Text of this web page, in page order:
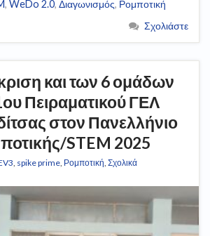
, WeDo 2.0, Διαγωνισμός, Ρομποτική
Σχολιάστε
και των 6 ομάδων
Πειραματικού ΓΕΛ
στον Πανελλήνιο
STEM 2025
spike prime Ρομποτική Σχολικά